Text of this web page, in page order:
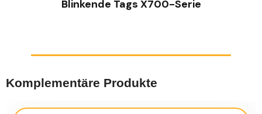
Blinkende Tags X700-Serie
Komplementäre Produkte